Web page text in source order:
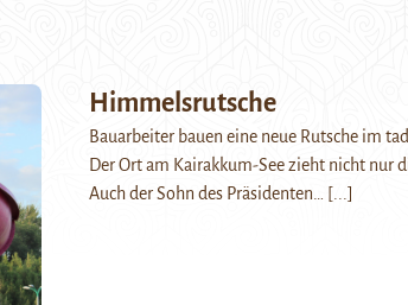
Himmelsrutsche
Bauarbeiter bauen eine neue Rutsche im
Der Ort am Kairakkum-See zieht nicht nur
Auch der Sohn des Präsidenten…
[...]